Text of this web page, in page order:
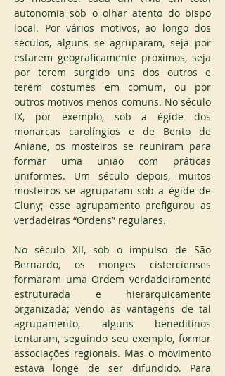
autonomia sob o olhar atento do bispo
local. Por vários motivos, ao longo dos
séculos, alguns se agruparam, seja por
estarem geograficamente próximos, seja
por terem surgido uns dos outros e
terem costumes em comum, ou por
outros motivos menos comuns. No século
IX, por exemplo, sob a égide dos
monarcas carolíngios e de Bento de
Aniane, os mosteiros se reuniram para
formar uma união com práticas
uniformes. Um século depois, muitos
mosteiros se agruparam sob a égide de
Cluny; esse agrupamento prefigurou as
verdadeiras “Ordens” regulares.
No século XII, sob o impulso de São
Bernardo, os monges cistercienses
formaram uma Ordem verdadeiramente
estruturada e hierarquicamente
organizada; vendo as vantagens de tal
agrupamento, alguns beneditinos
tentaram, seguindo seu exemplo, formar
associações regionais. Mas o movimento
estava longe de ser difundido. Para